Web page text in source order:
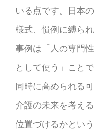
いる点です。日本
様式、慣例に縛ら
事例は「人の専門
として使う」こと
同時に高められる
介護の未来を考え
位置づけるかとい